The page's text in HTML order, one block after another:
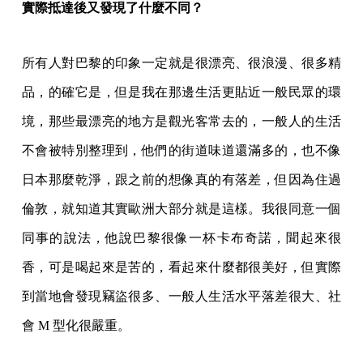
實際抵達後又發現了什麼不同？
所有人對巴黎的印象一定就是很漂亮、很浪漫、很多精
品，的確它是，但是我在那邊生活更貼近一般民眾的環
境，那些最漂亮的地方是觀光客常去的，一般人的生活
不會被特別整理到，他們的街道味道還滿多的，也不像
日本那麼乾淨，跟之前的想像真的有落差，但因為住過
倫敦，就知道其實歐洲大部分就是這樣。我很同意一個
同事的說法，他說巴黎很像一杯卡布奇諾，聞起來很
香，可是喝起來是苦的，看起來什麼都很美好，但實際
到當地會發現竊盜很多、一般人生活水平落差很大、社
會 M 型化很嚴重。